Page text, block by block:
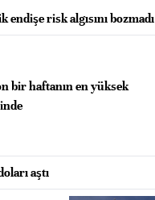
risk algısını bozmadı
bir haftanın en yüksek
aştı